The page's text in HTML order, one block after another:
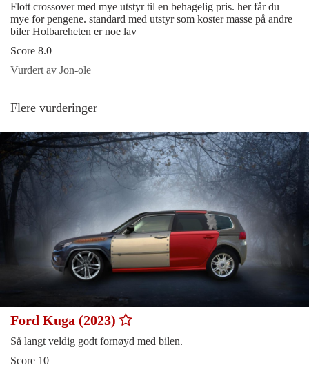
Flott crossover med mye utstyr til en behagelig pris. her får du
mye for pengene. standard med utstyr som koster masse på andre
biler Holbareheten er noe lav
Score 8.0
Vurdert av Jon-ole
Flere vurderinger
Ford Kuga (2023)
Så langt veldig godt fornøyd med bilen.
Score 10